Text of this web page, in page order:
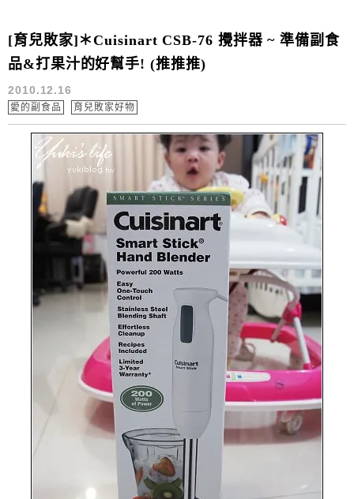
[育兒敗家]＊Cuisinart CSB-76 攪拌器 ~ 準備副食
品&打果汁的好幫手! (推推推)
2010.12.16
愛的副食品 育兒敗家好物